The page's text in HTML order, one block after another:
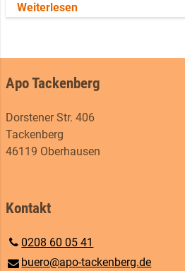
Weiterlesen
Apo Tackenberg
Dorstener Str. 406
Tackenberg
46119 Oberhausen
Kontakt
0208 60 05 41
buero@​apo-tackenberg.​de